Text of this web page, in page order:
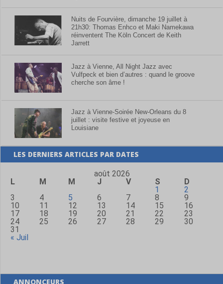
Nuits de Fourvière, dimanche 19 juillet à
21h30: Thomas Enhco et Maki Namekawa
réinventent The Köln Concert de Keith
Jarrett
Jazz à Vienne, All Night Jazz avec
Vulfpeck et bien d’autres : quand le groove
cherche son âme !
Jazz à Vienne-Soirée New-Orleans du 8
juillet : visite festive et joyeuse en
Louisiane
LES DERNIERS ARTICLES PAR DATES
août 2026
L
M M J V S
D
1
2
3
4 5 6 7 8
9
10
11 12 13 14 15
16
17
18 19 20 21 22
23
24
25 26 27 28 29
30
31
« Juil
ANNONCEURS